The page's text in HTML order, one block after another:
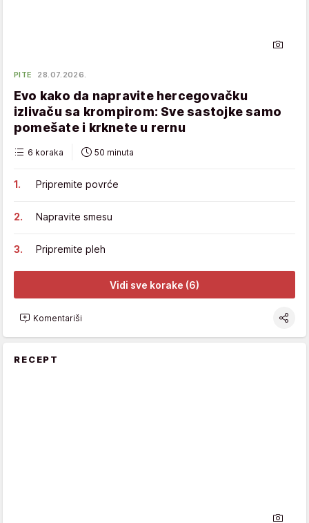
PITE 28.07.2026.
Evo kako da napravite hercegovačku
izlivaču sa krompirom: Sve sastojke samo
pomešate i krknete u rernu
6 koraka 50 minuta
Pripremite povrće
Napravite smesu
Pripremite pleh
Vidi sve korake (6)
Komentariši
RECEPT